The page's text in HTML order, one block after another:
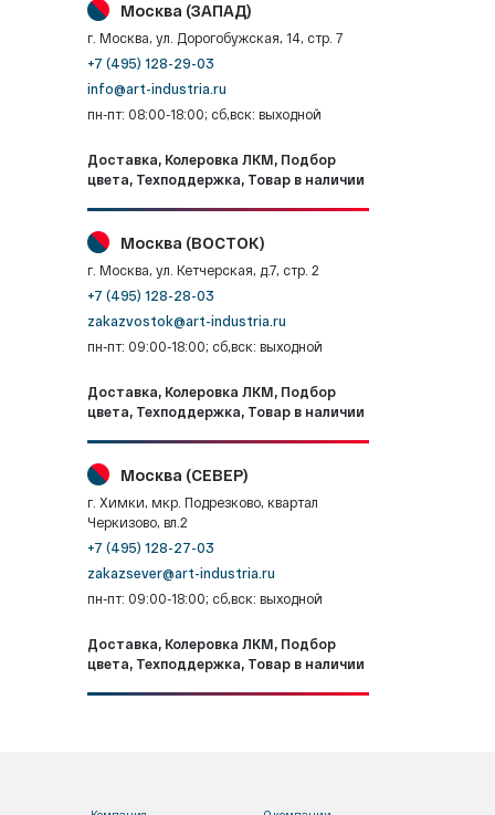
Москва (ЗАПАД)
г. Москва, ул. Дорогобужская, 14, стр. 7
+7 (495) 128-29-03
info@art-industria.ru
пн-пт: 08:00-18:00; сб,вск: выходной
Доставка, Колеровка ЛКМ, Подбор
цвета, Техподдержка, Товар в наличии
Москва (ВОСТОК)
г. Москва, ул. Кетчерская, д.7, стр. 2
+7 (495) 128-28-03
zakazvostok@art-industria.ru
пн-пт: 09:00-18:00; сб,вск: выходной
Доставка, Колеровка ЛКМ, Подбор
цвета, Техподдержка, Товар в наличии
Москва (СЕВЕР)
г. Химки, мкр. Подрезково, квартал
Черкизово, вл.2
+7 (495) 128-27-03
zakazsever@art-industria.ru
пн-пт: 09:00-18:00; сб,вск: выходной
Доставка, Колеровка ЛКМ, Подбор
цвета, Техподдержка, Товар в наличии